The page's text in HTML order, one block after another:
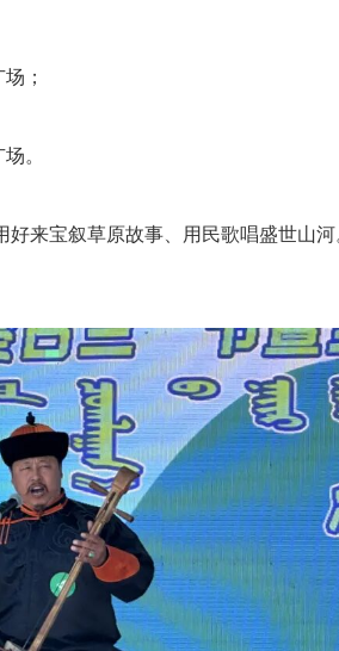
；
。
来宝叙草原故事、用民歌唱盛世山河